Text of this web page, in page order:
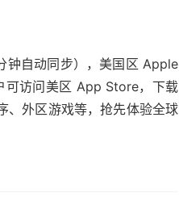
钟自动同步），美国区 Apple
可访问美区 App Store，下载
外区游戏等，抢先体验全球